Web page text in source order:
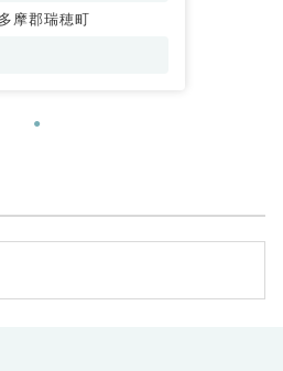
摩郡瑞穂町